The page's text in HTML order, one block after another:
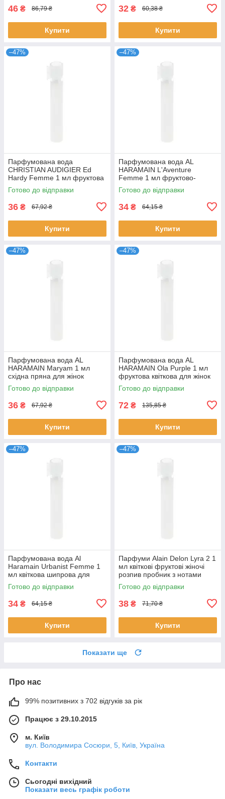
46 ₴ 86,79 ₴
Купити
32 ₴ 60,38 ₴
Купити
–47%
Парфумована вода
CHRISTIAN AUDIGIER Ed
Hardy Femme 1 мл фруктова
квіткова для жінок пробник
розпив Крістіан
Готово до відправки
36 ₴ 67,92 ₴
Купити
–47%
Парфумована вода AL
HARAMAIN L'Aventure
Femme 1 мл фруктово-
квіткова стійка для жінок
розпив Аль Харамейн
Готово до відправки
34 ₴ 64,15 ₴
Купити
–47%
Парфумована вода AL
HARAMAIN Maryam 1 мл
східна пряна для жінок
розпив пробник стійкий
аромат Аль Харамейн
Готово до відправки
36 ₴ 67,92 ₴
Купити
–47%
Парфумована вода AL
HARAMAIN Ola Purple 1 мл
фруктова квіткова для жінок
стійкий розпив Аль Харамейн
Готово до відправки
72 ₴ 135,85 ₴
Купити
–47%
Парфумована вода Al
Haramain Urbanist Femme 1
мл квіткова шипрова для
жінок розпив пробник Аль
Харамейн
Готово до відправки
34 ₴ 64,15 ₴
Купити
–47%
Парфуми Alain Delon Lyra 2 1
мл квіткові фруктові жіночі
розпив пробник з нотами
ванілі Ален Делон
Готово до відправки
38 ₴ 71,70 ₴
Купити
Показати ще
Про нас
99% позитивних з 702 відгуків за рік
Працює з 29.10.2015
м. Київ
вул. Володимира Сосюри, 5, Київ, Україна
Контакти
Сьогодні вихідний
Показати весь графік роботи